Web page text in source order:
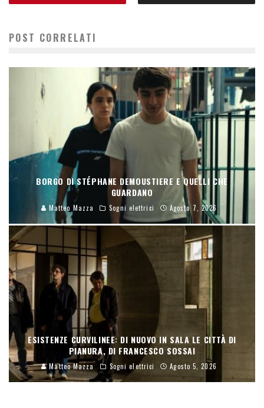
POST CORRELATI
BORGO DI STÉPHANE DEMOUSTIERE E QUELLI CHE
GUARDANO
Matteo Mazza Sogni elettrici Agosto 7, 2026
ESISTENZE CURVILINEE: DI NUOVO IN SALA LE CITTÀ DI
PIANURA, DI FRANCESCO SOSSAI
Matteo Mazza Sogni elettrici Agosto 5, 2026